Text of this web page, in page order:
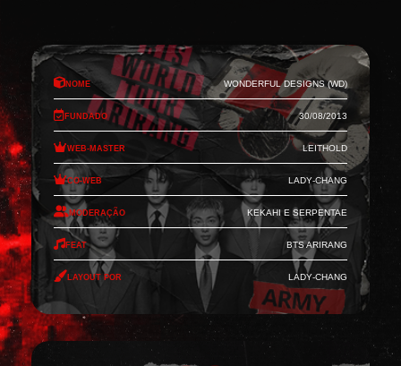
Nome Wonderful Designs (WD)
Fundado 30/08/2013
Web-Master Leithold
Co-Web Lady-Chang
Moderação Kekahi e Serpentae
Feat BTS Arirang
Layout por Lady-Chang